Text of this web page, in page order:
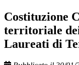
Costituzione
territoriale
Laureati di